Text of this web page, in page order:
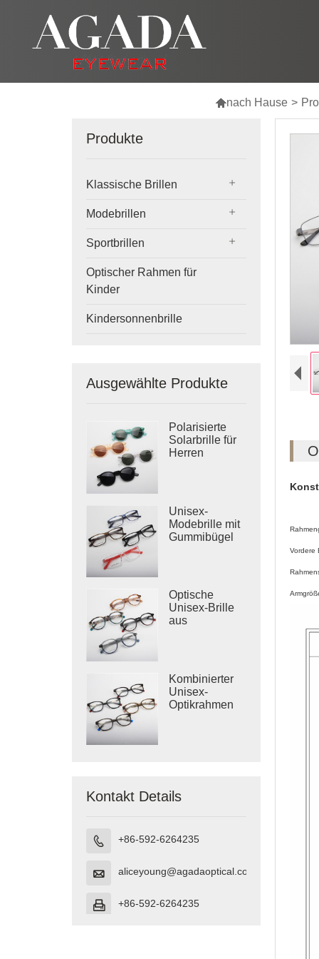
nach Hause >
Produkte
Klassische Brillen
Modebrillen
Sportbrillen
Optischer Rahmen für
Kinder
Kindersonnenbrille
Ausgewählte Produkte
Polarisierte
Solarbrille für
Herren
Unisex-
Modebrille mit
Gummibügel
Optische
Unisex-Brille
aus
Kombinierter
Unisex-
Optikrahmen
Kontakt Details
 +86-592-6264235
 aliceyoung@agadaoptical.com
 +86-592-6264235
Vordere